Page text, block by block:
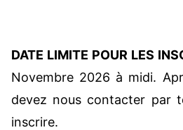
DATE LIMITE POUR LES
Novembre 2026 à midi.
devez nous contacter par
inscrire.